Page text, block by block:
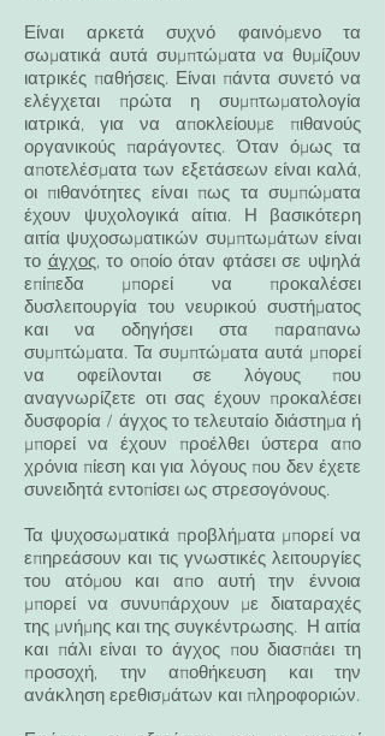
Είναι αρκετά συχνό φαινόμενο τα
σωματικά αυτά συμπτώματα να θυμίζουν
ιατρικές παθήσεις. Είναι πάντα συνετό να
ελέγχεται πρώτα η συμπτωματολογία
ιατρικά, για να αποκλείουμε πιθανούς
οργανικούς παράγοντες. Όταν όμως τα
αποτελέσματα των εξετάσεων είναι καλά,
οι πιθανότητες είναι πως τα συμπώματα
έχουν ψυχολογικά αίτια. Η βασικότερη
αιτία ψυχοσωματικών συμπτωμάτων είναι
το άγχος, το οποίο όταν φτάσει σε υψηλά
επίπεδα μπορεί να προκαλέσει
δυσλειτουργία του νευρικού συστήματος
και να οδηγήσει στα παραπανω
συμπτώματα. Τα συμπτώματα αυτά μπορεί
να οφείλονται σε λόγους που
αναγνωρίζετε οτι σας έχουν προκαλέσει
δυσφορία / άγχος το τελευταίο διάστημα ή
μπορεί να έχουν προέλθει ύστερα απο
χρόνια πίεση και για λόγους που δεν έχετε
συνειδητά εντοπίσει ως στρεσογόνους.
Τα ψυχοσωματικά προβλήματα μπορεί να
επηρεάσουν και τις γνωστικές λειτουργίες
του ατόμου και απο αυτή την έννοια
μπορεί να συνυπάρχουν με διαταραχές
της μνήμης και της συγκέντρωσης. Η αιτία
και πάλι είναι το άγχος που διασπάει τη
προσοχή, την αποθήκευση και την
ανάκληση ερεθισμάτων και πληροφοριών.